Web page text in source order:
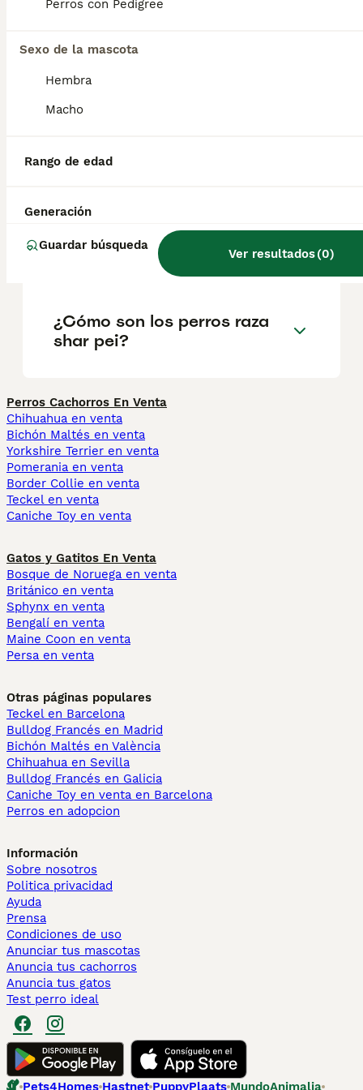
Perros con Pedigree
Sexo de la mascota
Hembra
Macho
Rango de edad
Generación
Guardar búsqueda
Ver resultados(0)
¿Cuáles son las ventajas y
¿Qué problemas tienen los
¿Cuántas clases de shar pei
¿Cómo son los perros raza
shar pei?
Perros Cachorros En Venta
Chihuahua en venta
Bichón Maltés en venta
Yorkshire Terrier en venta
Pomerania en venta
Border Collie en venta
Teckel en venta
Caniche Toy en venta
Gatos y Gatitos En Venta
Bosque de Noruega en venta
Británico en venta
Sphynx en venta
Bengalí en venta
Maine Coon en venta
Persa en venta
Otras páginas populares
Teckel en Barcelona
Bulldog Francés en Madrid
Bichón Maltés en València
Chihuahua en Sevilla
Bulldog Francés en Galicia
Caniche Toy en venta en Barcelona
Perros en adopcion
Información
Sobre nosotros
Politica privacidad
Ayuda
Prensa
Condiciones de uso
Anunciar tus mascotas
Anuncia tus cachorros
Anuncia tus gatos
Test perro ideal